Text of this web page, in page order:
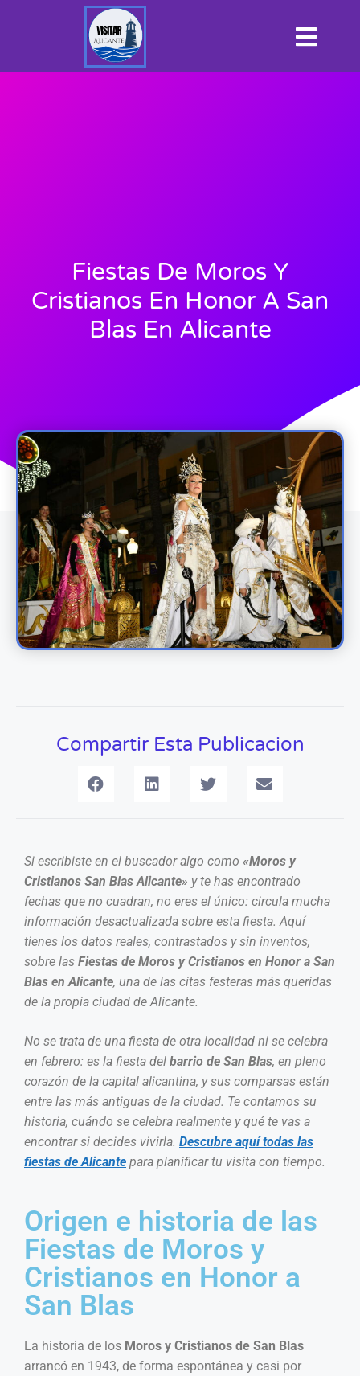
Fiestas De Moros Y
Cristianos En Honor A San
Blas En Alicante
Compartir Esta Publicacion
Si escribiste en el buscador algo como «Moros y
Cristianos San Blas Alicante» y te has encontrado
fechas que no cuadran, no eres el único: circula mucha
información desactualizada sobre esta fiesta. Aquí
tienes los datos reales, contrastados y sin inventos,
sobre las Fiestas de Moros y Cristianos en Honor a San
Blas en Alicante, una de las citas festeras más queridas
de la propia ciudad de Alicante.
No se trata de una fiesta de otra localidad ni se celebra
en febrero: es la fiesta del barrio de San Blas, en pleno
corazón de la capital alicantina, y sus comparsas están
entre las más antiguas de la ciudad. Te contamos su
historia, cuándo se celebra realmente y qué te vas a
encontrar si decides vivirla. Descubre aquí todas las
fiestas de Alicante para planificar tu visita con tiempo.
Origen e historia de las
Fiestas de Moros y
Cristianos en Honor a
San Blas
La historia de los Moros y Cristianos de San Blas
arrancó en 1943, de forma espontánea y casi por